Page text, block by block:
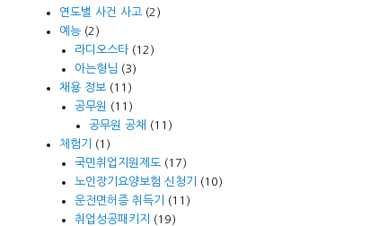
연도별 사건 사고 (2)
예능 (2)
라디오스타(12)
아는형님 (3)
채용 정보 (11)
공무원
(11)
공무원 공채 (11)
체험기
(1)
국민취업지원제도(17)
노인장기요양보험 신청기
(10)
운전면허증 취득기
(11)
취업성공패키지
(19)